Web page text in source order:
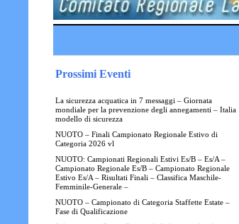
Prossimi Eventi
La sicurezza acquatica in 7 messaggi – Giornata
mondiale per la prevenzione degli annegamenti – Italia
modello di sicurezza
NUOTO – Finali Campionato Regionale Estivo di
Categoria 2026 vl
NUOTO: Campionati Regionali Estivi Es/B – Es/A –
Campionato Regionale Es/B – Campionato Regionale
Estivo Es/A – Risultati Finali – Classifica Maschile-
Femminile-Generale –
NUOTO – Campionato di Categoria Staffette Estate –
Fase di Qualificazione